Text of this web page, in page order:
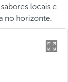
locais e
no horizonte.